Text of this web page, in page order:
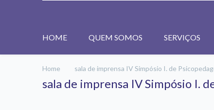
HOME QUEM SOMOS SERVIÇOS
sala de imprensa IV Simpósio I.
Home sala de imprensa IV Simpósio I. de